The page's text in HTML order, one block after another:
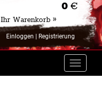
0 €
Ihr Warenkorb »
Einloggen Registrierung
Toggle